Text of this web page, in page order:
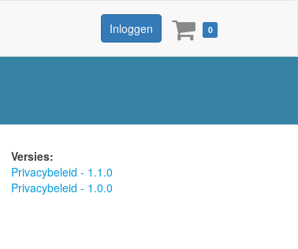
Inloggen Winkelmandje
0
Versies:
Privacybeleid - 1.1.0
Privacybeleid - 1.0.0